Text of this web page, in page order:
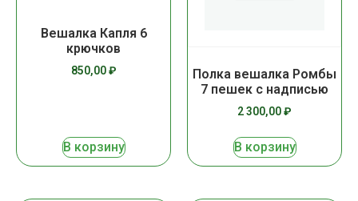
Вешалка Капля 6
крючков
850,00₽
В корзину
Полка вешалка Ромбы
7 пешек с надписью
2 300,00₽
В корзину